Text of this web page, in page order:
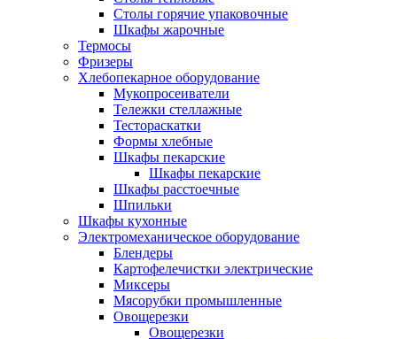
Столы горячие упаковочные
Шкафы жарочные
Термосы
Фризеры
Хлебопекарное оборудование
Мукопросеиватели
Тележки стеллажные
Тестораскатки
Формы хлебные
Шкафы пекарские
Шкафы пекарские
Шкафы расстоечные
Шпильки
Шкафы кухонные
Электромеханическое оборудование
Блендеры
Картофелечистки электрические
Миксеры
Мясорубки промышленные
Овощерезки
Овощерезки